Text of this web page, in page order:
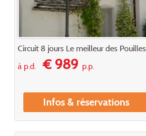
Circuit 8 jours Le meilleur des Pouilles
à p.d.€ 989p.p.
Infos & réservations